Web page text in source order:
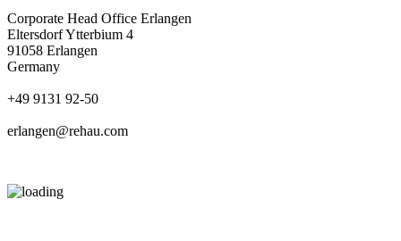
Corporate Head Office Erlangen
Eltersdorf Ytterbium 4
91058 Erlangen
Germany
+49 9131 92-50
erlangen@rehau.com